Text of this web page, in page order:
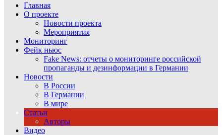
Главная
О проекте
Новости проекта
Мероприятия
Мониторинг
Фейк ньюс
Fake News: отчеты о мониторинге российской
пропаганды и дезинформации в Германии
Новости
В России
В Германии
В мире
Статьи
Авторы
Видео